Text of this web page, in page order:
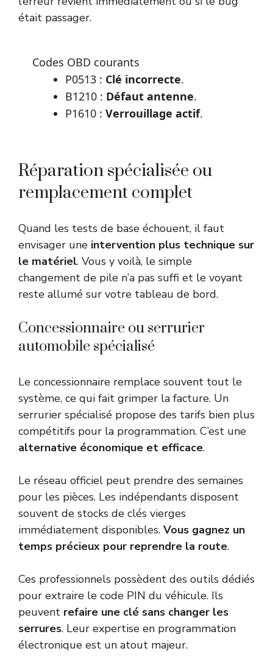
était passager.
Codes OBD courants
P0513 : Clé incorrecte.
B1210 : Défaut antenne.
P1610 : Verrouillage actif.
Réparation spécialisée ou
remplacement complet
Quand les tests de base échouent, il faut
envisager une intervention plus technique sur
le matériel. Vous y voilà, le simple
changement de pile n’a pas suffi et le voyant
reste allumé sur votre tableau de bord.
Concessionnaire ou serrurier
automobile spécialisé
Le concessionnaire remplace souvent tout le
système, ce qui fait grimper la facture. Un
serrurier spécialisé propose des tarifs bien plus
compétitifs pour la programmation. C’est une
alternative économique et efficace.
Le réseau officiel peut prendre des semaines
pour les pièces. Les indépendants disposent
souvent de stocks de clés vierges
immédiatement disponibles. Vous gagnez un
temps précieux pour reprendre la route.
Ces professionnels possèdent des outils dédiés
pour extraire le code PIN du véhicule. Ils
peuvent refaire une clé sans changer les
serrures. Leur expertise en programmation
électronique est un atout majeur.